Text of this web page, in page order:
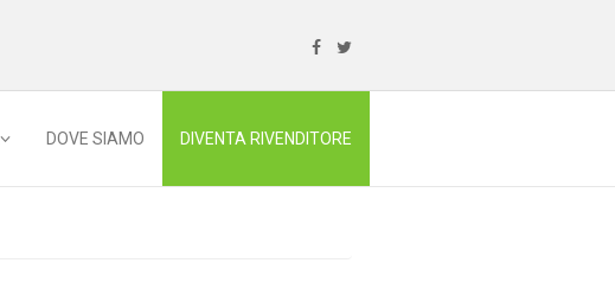
DOVE SIAMO DIVENTA RIVENDITORE